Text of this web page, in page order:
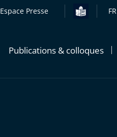
Espace Presse FR
Publications & colloques